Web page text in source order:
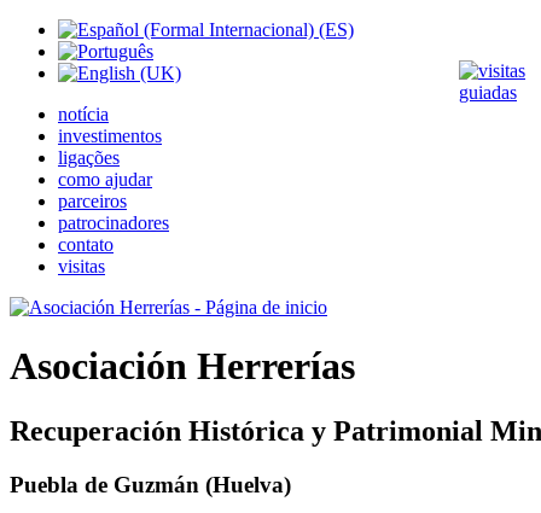
notícia
investimentos
ligações
como ajudar
parceiros
patrocinadores
contato
visitas
Asociación Herrerías
Recuperación Histórica y Patrimonial
Puebla de Guzmán (Huelva)